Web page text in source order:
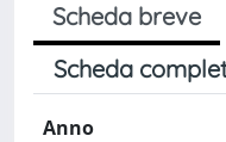
Scheda breve
Scheda
Anno